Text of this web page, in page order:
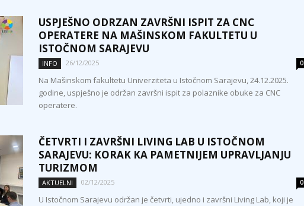
USPJEŠNO ODRZAN ZAVRŠNI ISPIT ZA CNC
OPERATERE NA MAŠINSKOM FAKULTETU U
ISTOČNOM SARAJEVU
INFO 26/12/2025 0
Na Mašinskom fakultetu Univerziteta u Istočnom Sarajevu, 24.12.2025.
godine, uspješno je održan završni ispit za polaznike obuke za CNC
operatere.
ČETVRTI I ZAVRŠNI LIVING LAB U ISTOČNOM
SARAJEVU: KORAK KA PAMETNIJEM UPRAVLJANJU
TURIZMOM
AKTUELNI 02/12/2025 0
U Istočnom Sarajevu održan je četvrti, ujedno i završni Living Lab, koji je